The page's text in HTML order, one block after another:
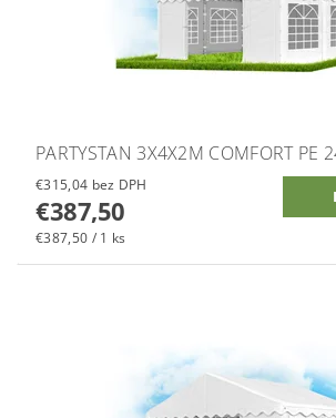
PARTYSTAN 3X4X2M COMFORT PE
€315,04 bez DPH
€387,50
€387,50 / 1 ks